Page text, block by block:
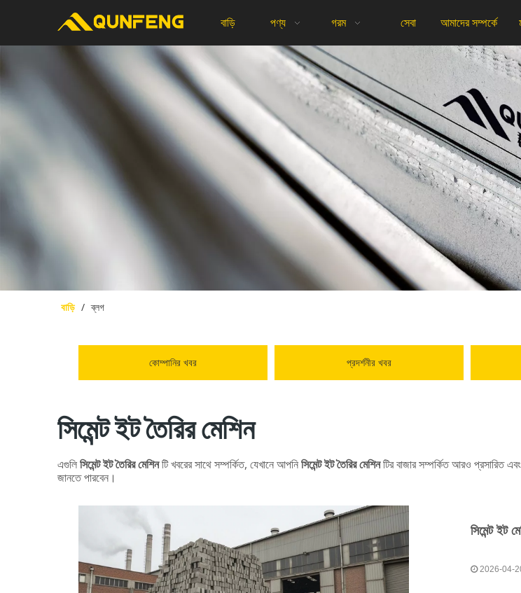
বাড়ি পণ্য গরম সেবা আমাদের সম্পর্কে
বাড়ি / ব্লগ
কোম্পানির খবর প্রদর্শনীর খবর
সিমেন্ট ইট তৈরির মেশিন
এগুলিসিমেন্ট ইট তৈরির মেশিনটি খবরের সাথে সম্পর্কিত, যেখানে আপনিসিমেন্ট ইট তৈরির মেশিনটির বাজার সম্পর্কিত আরও প্রসারিত
জানতে পারবেন।
সিমেন্ট ইট
2026-04-